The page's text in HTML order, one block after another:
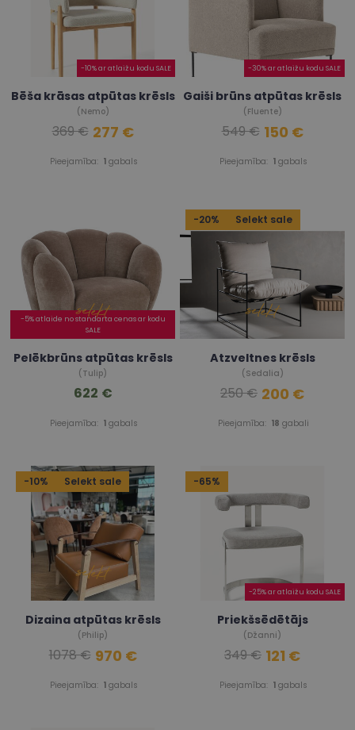
-10% ar atlaižu kodu SALE
Bēša krāsas atpūtas krēsls
(Nemo)
Pieejamība: 1 gabals
369 € 277 €
-30% ar atlaižu kodu SALE
Gaiši brūns atpūtas krēsls
(Fluente)
Pieejamība: 1 gabals
549 € 150 €
-5% atlaide no standarta cenas ar kodu
SALE
Pelēkbrūns atpūtas krēsls
(Tulip)
Pieejamība: 1 gabals
622 €
-20% Selekt sale
Atzveltnes krēsls
(Sedalia)
Pieejamība: 18 gabali
250 € 200 €
-10% Selekt sale
Dizaina atpūtas krēsls
(Philip)
Pieejamība: 1 gabals
1078 € 970 €
-65%
-25% ar atlaižu kodu SALE
Priekšsēdētājs
(Džanni)
Pieejamība: 1 gabals
349 € 121 €